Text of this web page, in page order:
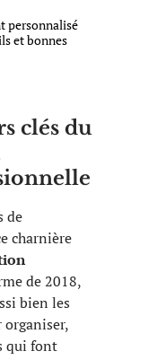
personnalisé
et bonnes
clés du
de
charnière
de 2018,
bien les
organiser,
qui font